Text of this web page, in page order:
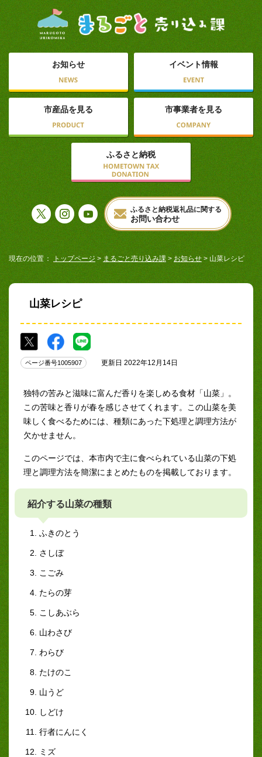
お知らせ イベント情報
市産品を見る 市事業者を見る
ふるさと納税
ふるさと納税返礼品に関する
お問い合わせ
現在の位置 トップページ > まるごと売り込み課 > お知らせ > 山菜レシピ
山菜レシピ
ページ番号1005907 更新日 2022年12月14日
独特の苦みと滋味に富んだ香りを楽しめる食材「山菜」。
この苦味と香りが春を感じさせてくれます。この山菜を美
味しく食べるためには、種類にあった下処理と調理方法が
欠かせません。
このページでは、本市内で主に食べられている山菜の下処
理と調理方法を簡潔にまとめたものを掲載しております。
紹介する山菜の種類
ふきのとう
さしぼ
こごみ
たらの芽
こしあぶら
山わさび
わらび
たけのこ
山うど
しどけ
行者にんにく
ミズ